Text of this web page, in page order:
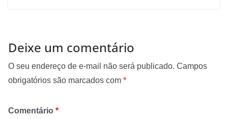
Deixe um comentário
O seu endereço de e-mail não será publicado. Campos
obrigatórios são marcados com *
Comentário *